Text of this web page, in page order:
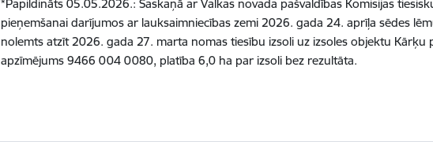
*Papildināts 05.05.2026.:Saskaņā ar Valkas novada pašvaldības Komisijas
pieņemšanai darījumos ar lauksaimniecības zemi 2026. gada 24. aprīļa sēdes
nolemtsatzīt2026. gada 27. marta nomas tiesību izsoli uz izsoles objektu Kārķu
apzīmējums 9466 004 0080, platība 6,0 ha par izsoli bez rezultāta.